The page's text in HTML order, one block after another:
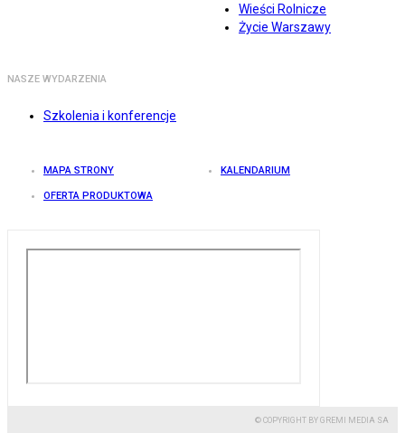
Wieści Rolnicze
Życie Warszawy
NASZE WYDARZENIA
Szkolenia i konferencje
MAPA STRONY KALENDARIUM
OFERTA PRODUKTOWA
© COPYRIGHT BY GREMI MEDIA SA